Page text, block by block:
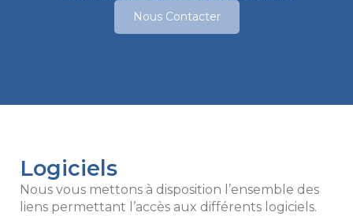
Nous Contacter
Logiciels
Nous vous mettons à disposition l’ensemble des
liens permettant l’accès aux différents logiciels.